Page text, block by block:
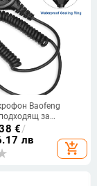
Baofeng
за
ръчни слушалки
UV-82/BF-888S.
€/
лв
add_shopping_cart